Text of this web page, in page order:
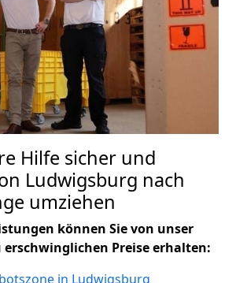
Hilfe sicher und
Ludwigsburg nach
umziehen
können Sie von unser
erschwinglichen Preise erhalten:
in Ludwigsburg